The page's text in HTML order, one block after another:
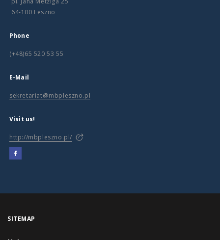
64-100 Leszno
Phone
(+48)65 520 53 55
E-Mail
sekretariat@mbpleszno.pl
Visit us!
http://mbpleszno.pl/
SITEMAP